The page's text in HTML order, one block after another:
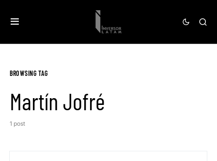
BROWSING TAG
Martín Jofré
1 post